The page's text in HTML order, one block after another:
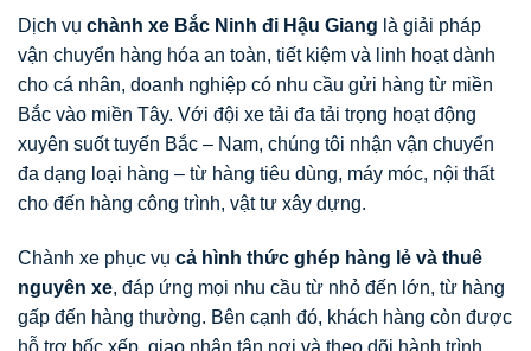
Dịch vụ chành xe Bắc Ninh đi Hậu Giang là giải pháp
vận chuyển hàng hóa an toàn, tiết kiệm và linh hoạt dành
cho cá nhân, doanh nghiệp có nhu cầu gửi hàng từ miền
Bắc vào miền Tây. Với đội xe tải đa tải trọng hoạt động
xuyên suốt tuyến Bắc – Nam, chúng tôi nhận vận chuyển
đa dạng loại hàng – từ hàng tiêu dùng, máy móc, nội thất
cho đến hàng công trình, vật tư xây dựng.
Chành xe phục vụ cả hình thức ghép hàng lẻ và thuê
nguyên xe, đáp ứng mọi nhu cầu từ nhỏ đến lớn, từ hàng
gấp đến hàng thường. Bên cạnh đó, khách hàng còn được
hỗ trợ bốc xếp, giao nhận tận nơi và theo dõi hành trình